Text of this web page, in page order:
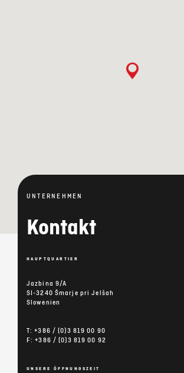
UNTERNEHMEN
Kontakt
HAUPTQUARTIER
Jazbina 9/A
SI-3240 Šmarje pri Jelšah
Slowenien
T: +386 / (0)3 819 00 90
F: +386 / (0)3 819 00 92
UNSERE ÖFFNUNGSZEIT